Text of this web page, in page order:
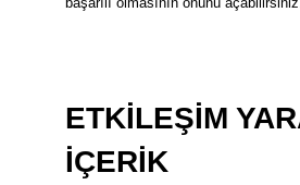
ETKİLEŞİM
İÇERİK